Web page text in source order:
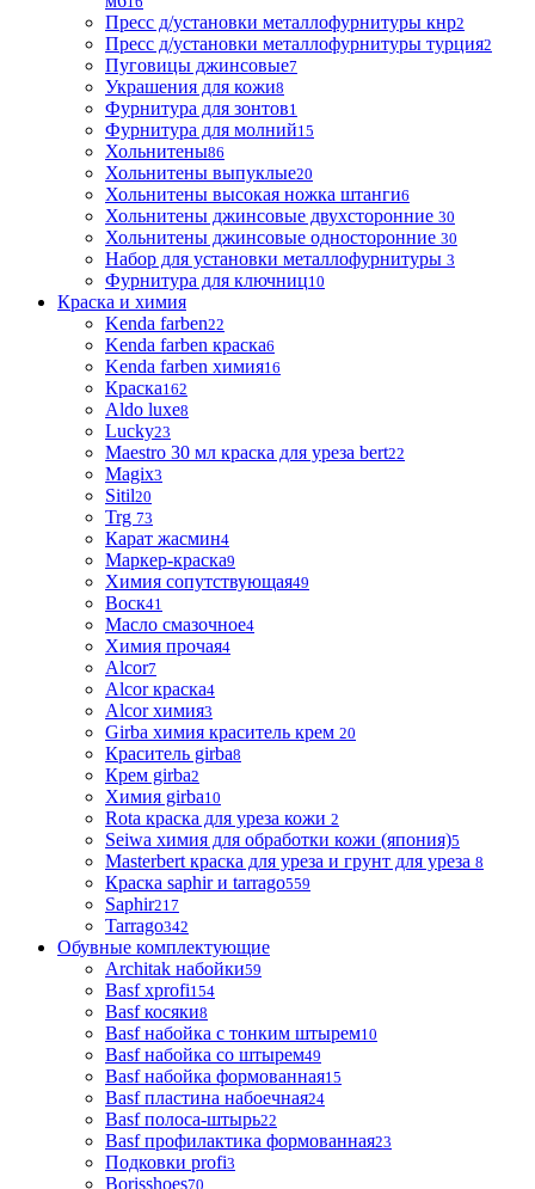
Пресс д/установки металлофурнитуры кнр2
Пресс д/установки металлофурнитуры турция2
Пуговицы джинсовые7
Украшения для кожи8
Фурнитура для зонтов1
Фурнитура для молний15
Хольнитены86
Хольнитены выпуклые20
Хольнитены высокая ножка штанги6
Хольнитены джинсовые двухсторонние 30
Хольнитены джинсовые односторонние 30
Набор для установки металлофурнитуры 3
Фурнитура для ключниц10
Краска и химия
Kenda farben22
Kenda farben краска6
Kenda farben химия16
Краска162
Aldo luxe8
Lucky23
Maestro 30 мл краска для уреза bert22
Magix3
Sitil20
Trg 73
Карат жасмин4
Маркер-краска9
Химия сопутствующая49
Воск41
Масло смазочное4
Химия прочая4
Alcor7
Alcor краска4
Alcor химия3
Girba химия краситель крем 20
Краситель girba8
Крем girba2
Химия girba10
Rota краска для уреза кожи 2
Seiwa химия для обработки кожи (япония)5
Masterbert краска для уреза и грунт для уреза 8
Краска saphir и tarrago559
Saphir217
Tarrago342
Обувные комплектующие
Architak набойки59
Basf xprofi154
Basf косяки8
Basf набойка с тонким штырем10
Basf набойка со штырем49
Basf набойка формованная15
Basf пластина набоечная24
Basf полоса-штырь22
Basf профилактика формованная23
Подковки profi3
Borisshoes70